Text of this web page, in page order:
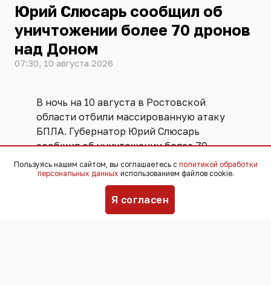
Юрий Слюсарь сообщил об
уничтожении более 70 дронов
над Доном
07:30, 10 августа 2026
В ночь на 10 августа в Ростовской
области отбили массированную атаку
БПЛА. Губернатор Юрий Слюсарь
сообщил об уничтожении более 70
дронов.
разрушениях на земле не поступала.
Пользуясь нашим сайтом, вы соглашаетесь с политикой обработки
персональных данных использованием файлов cookie.
Я согласен